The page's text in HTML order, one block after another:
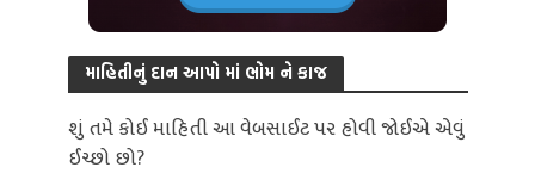
માહિતીનું દાન આપો માં ભોમ ને કાજ
શું તમે કોઈ માહિતી આ વેબસાઈટ પર હોવી જોઈએ એવું
ઈચ્છો છો?